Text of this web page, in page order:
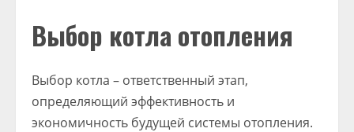
Выбор котла отопления
Выбор котла – ответственный этап,
определяющий эффективность и
экономичность будущей системы отопления.